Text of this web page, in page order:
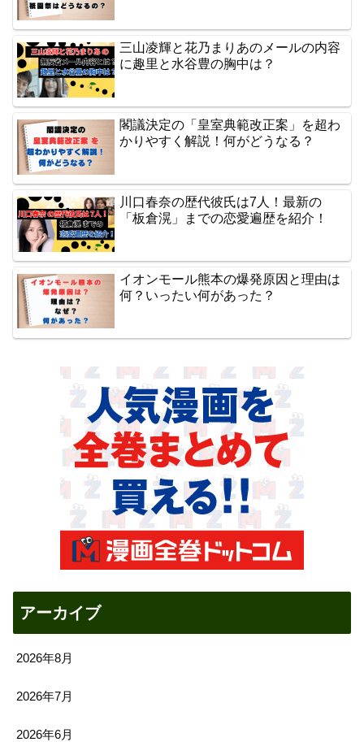
三山凌輝と花乃まりあのメールの内容
に趣里と水谷豊の胸中は？
閣議決定の「皇室典範改正案」を超わ
かりやすく解説！何がどうなる？
川口春奈の歴代彼氏は7人！最新の
「板倉滉」までの恋愛遍歴を紹介！
イオンモール熊本の爆発原因と理由は
何？いったい何があった？
アーカイブ
2026年8月
2026年7月
2026年6月